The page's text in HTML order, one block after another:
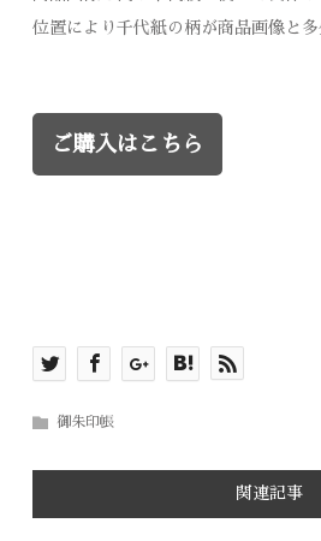
位置により千代紙の柄が商品画像と多
ご購入はこちら
御朱印帳
関連記事